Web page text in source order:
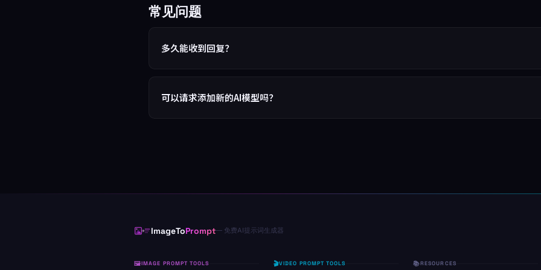
常见问题
多久能收到回复？
可以请求添加新的AI模型吗？
ImageToPrompt— 免费AI提示词生成器
IMAGE PROMPT TOOLS VIDEO PROMPT TOOLS RESOURCES